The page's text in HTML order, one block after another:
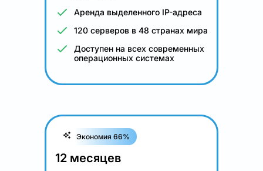
Аренда выделенного IP-адреса
120 серверов в 48 странах мира
Доступен на всех современных
операционных системах
Экономия 66%
12 месяцев